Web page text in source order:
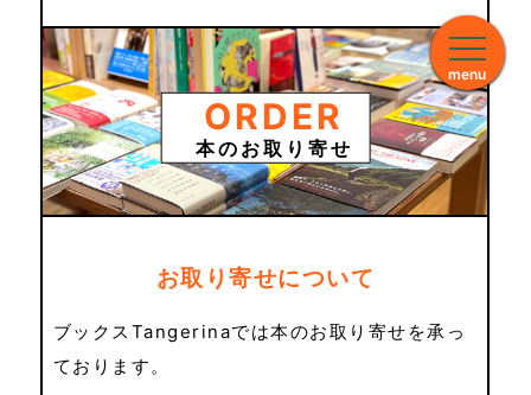
menu
ORDER
本のお取り寄せ
お取り寄せについて
ブックスTangerinaでは本のお取り寄せを承っ
ております。